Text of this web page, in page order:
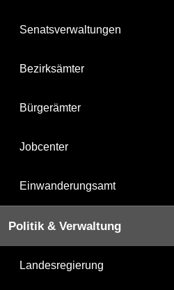
Senatsverwaltungen
Bezirksämter
Bürgerämter
Jobcenter
Einwanderungsamt
Politik & Verwaltung
Landesregierung